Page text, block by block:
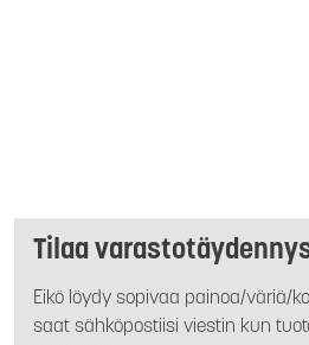
Tilaa
Eikö löydy sopivaa painoa/väriä/
saat sähköpostiisi viestin kun